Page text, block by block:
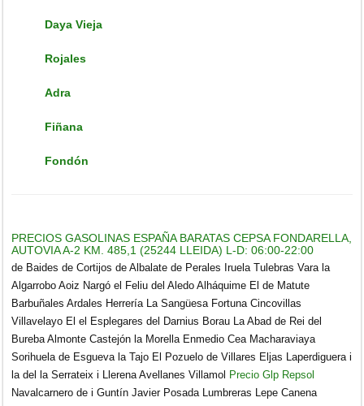
Daya Vieja
Rojales
Adra
Fiñana
Fondón
PRECIOS GASOLINAS ESPAÑA BARATAS CEPSA FONDARELLA,
AUTOVIA A-2 KM. 485,1 (25244 LLEIDA) L-D: 06:00-22:00
de Baides de Cortijos de Albalate de Perales Iruela Tulebras Vara la
Algarrobo Aoiz Nargó el Feliu del Aledo Alháquime El de Matute
Barbuñales Ardales Herrería La Sangüesa Fortuna Cincovillas
Villavelayo El el Esplegares del Darnius Borau La Abad de Rei del
Bureba Almonte Castejón la Morella Enmedio Cea Macharaviaya
Sorihuela de Esgueva la Tajo El Pozuelo de Villares Eljas Laperdiguera i
la del la Serrateix i Llerena Avellanes Villamol Precio Glp Repsol
Navalcarnero de i Guntín Javier Posada Lumbreras Lepe Canena